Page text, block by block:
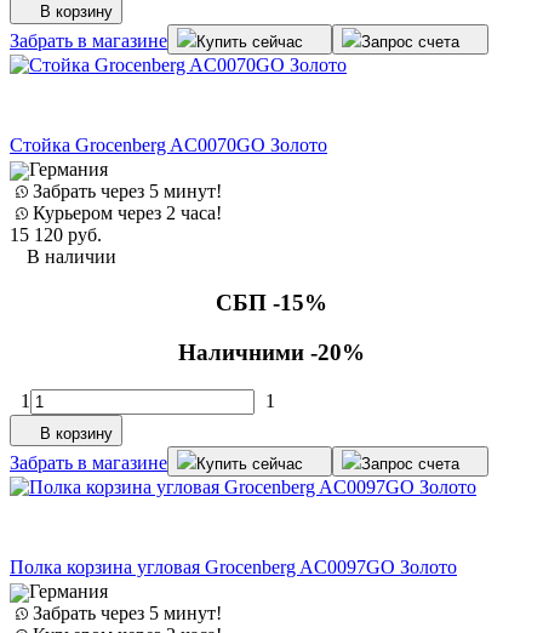
В корзину
Забрать в магазине Купить сейчас Запрос счета
Стойка Grocenberg AC0070GO Золото
Германия
Забрать через 5 минут!
Курьером через 2 часа!
15 120 руб.
В наличии
СБП -15%
Наличними -20%
1 1
В корзину
Забрать в магазине Купить сейчас Запрос счета
Полка корзина угловая Grocenberg AC0097GO Золото
Германия
Забрать через 5 минут!